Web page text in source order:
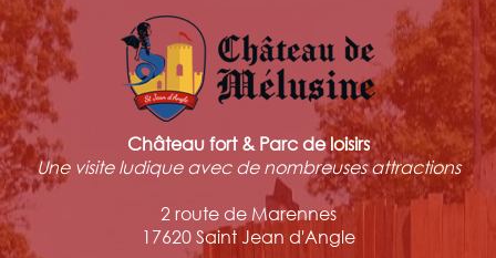
Château fort & Parc de loisirs
Une visite ludique avec de nombreuses attractions
2 route de Marennes
17620 Saint Jean d'Angle